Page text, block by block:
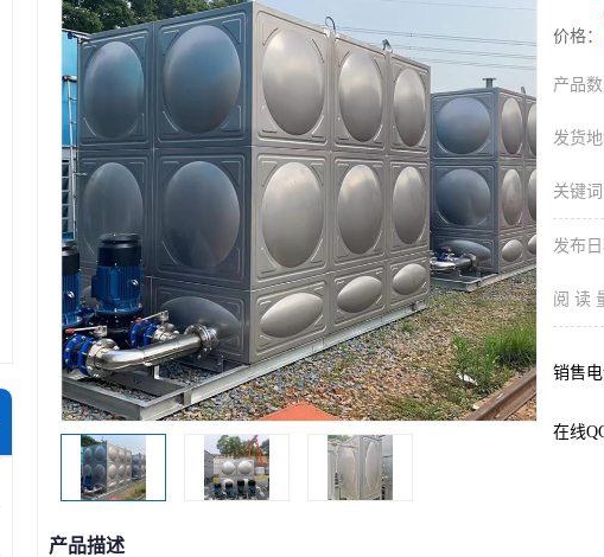
价格：
产品数
发货地
关键词
发布日
阅 读
销售电
在线
产品描述